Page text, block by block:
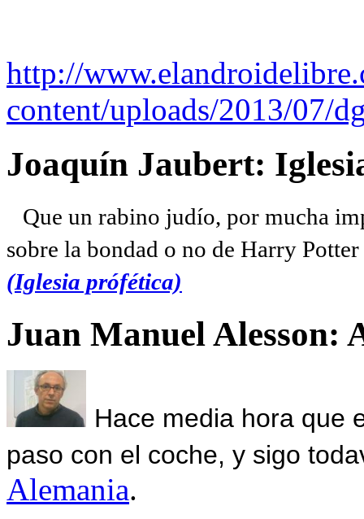
http://
content/uploads/2013/07/
Joaquín Jaubert:
Que un rabino judío, por mucha
sobre la bondad o no de Harry
(Iglesia prófética)
Juan Manuel Alesson:
Hace media hora que
paso con el coche, y sigo
Alemania.